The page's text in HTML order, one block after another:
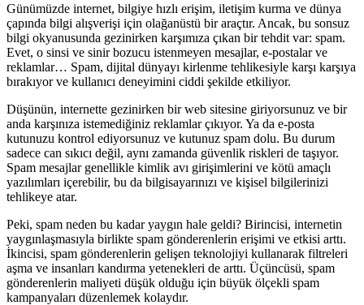
Günümüzde internet, bilgiye hızlı erişim, iletişim kurma ve dünya
çapında bilgi alışverişi için olağanüstü bir araçtır. Ancak, bu sonsuz
bilgi okyanusunda gezinirken karşımıza çıkan bir tehdit var: spam.
Evet, o sinsi ve sinir bozucu istenmeyen mesajlar, e-postalar ve
reklamlar… Spam, dijital dünyayı kirlenme tehlikesiyle karşı karşıya
bırakıyor ve kullanıcı deneyimini ciddi şekilde etkiliyor.
Düşünün, internette gezinirken bir web sitesine giriyorsunuz ve bir
anda karşınıza istemediğiniz reklamlar çıkıyor. Ya da e-posta
kutunuzu kontrol ediyorsunuz ve kutunuz spam dolu. Bu durum
sadece can sıkıcı değil, aynı zamanda güvenlik riskleri de taşıyor.
Spam mesajlar genellikle kimlik avı girişimlerini ve kötü amaçlı
yazılımları içerebilir, bu da bilgisayarınızı ve kişisel bilgilerinizi
tehlikeye atar.
Peki, spam neden bu kadar yaygın hale geldi? Birincisi, internetin
yaygınlaşmasıyla birlikte spam gönderenlerin erişimi ve etkisi arttı.
İkincisi, spam gönderenlerin gelişen teknolojiyi kullanarak filtreleri
aşma ve insanları kandırma yetenekleri de arttı. Üçüncüsü, spam
gönderenlerin maliyeti düşük olduğu için büyük ölçekli spam
kampanyaları düzenlemek kolaydır.